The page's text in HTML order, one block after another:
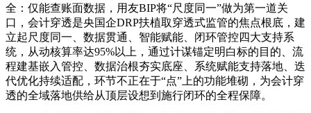
全：仅能查账面数据，用友BIP将“尺度同一”做为第一道关
口，会计穿透是央国企DRP扶植取穿透式监管的焦点根底，建
立起尺度同一、数据贯通、智能赋能、闭环管控四大支持系
统，从动核算率达95%以上，通过计谋锚定明白标的目的、流
程建基嵌入管控、数据治根夯实底座、系统赋能支持落地、迭
代优化持续适配，环节不正在于“点”上的功能堆砌，为会计穿
透的全域落地供给从顶层设想到施行闭环的全程保障。